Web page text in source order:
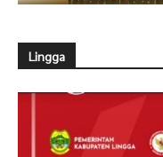
Lingga